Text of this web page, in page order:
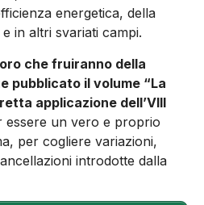
energetica, della
in altri svariati campi.
che fruiranno della
pubblicato il volume “La
applicazione dell’VIII
essere un vero e proprio
per cogliere variazioni,
introdotte dalla